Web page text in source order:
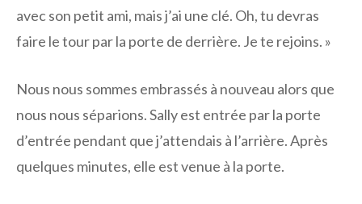
avec son petit ami, mais j’ai une clé. Oh, tu devras
faire le tour par la porte de derrière. Je te rejoins. »
Nous nous sommes embrassés à nouveau alors que
nous nous séparions. Sally est entrée par la porte
d’entrée pendant que j’attendais à l’arrière. Après
quelques minutes, elle est venue à la porte.